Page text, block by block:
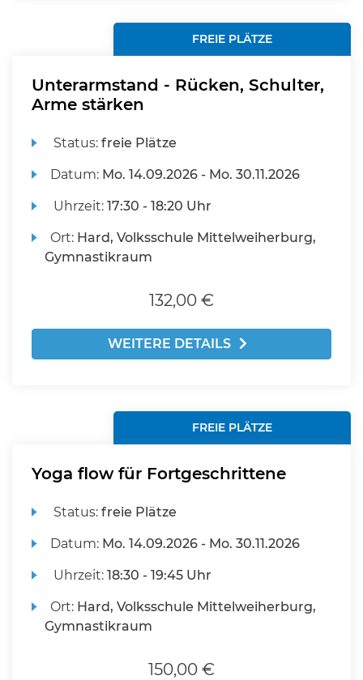
FREIE PLÄTZE
Unterarmstand - Rücken, Schulter,
Arme stärken
Status:freie Plätze
Datum: Mo. 14.09.2026 - Mo. 30.11.2026
Uhrzeit:17:30 - 18:20 Uhr
Ort: Hard, Volksschule Mittelweiherburg,
Gymnastikraum
132,00 €
WEITERE DETAILS
FREIE PLÄTZE
Yoga flow für Fortgeschrittene
Status:freie Plätze
Datum: Mo. 14.09.2026 - Mo. 30.11.2026
Uhrzeit:18:30 - 19:45 Uhr
Ort: Hard, Volksschule Mittelweiherburg,
Gymnastikraum
150,00 €